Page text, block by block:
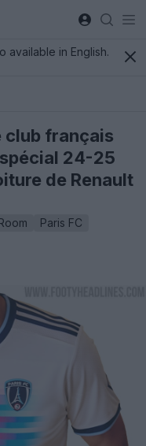
available in English.
club français
24-25
de Renault
Paris FC